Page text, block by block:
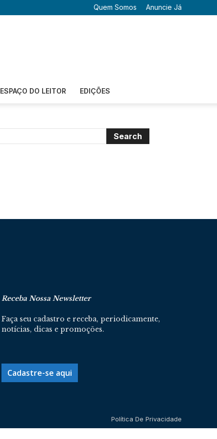
Quem Somos Anuncie Já
ESPAÇO DO LEITOR EDIÇÕES
Receba Nossa Newsletter
Faça seu cadastro e receba, periodicamente,
notícias, dicas e promoções.
Cadastre-se aqui
Política De Privacidade